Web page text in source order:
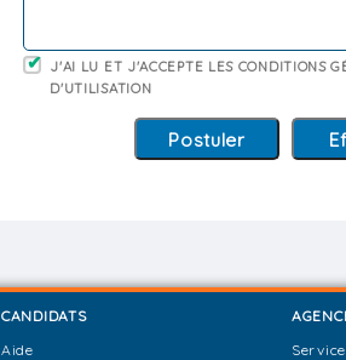
J'AI LU ET J'ACCEPTE LES CONDITIONS
D'UTILISATION
CANDIDATS
Aide